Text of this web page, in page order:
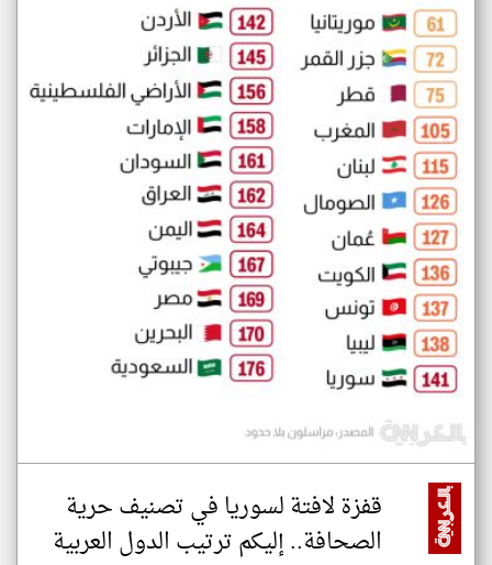
قفزة لافتة لسوريا في تصنيف حرية
الصحافة.. إليكم ترتيب الدول العربية